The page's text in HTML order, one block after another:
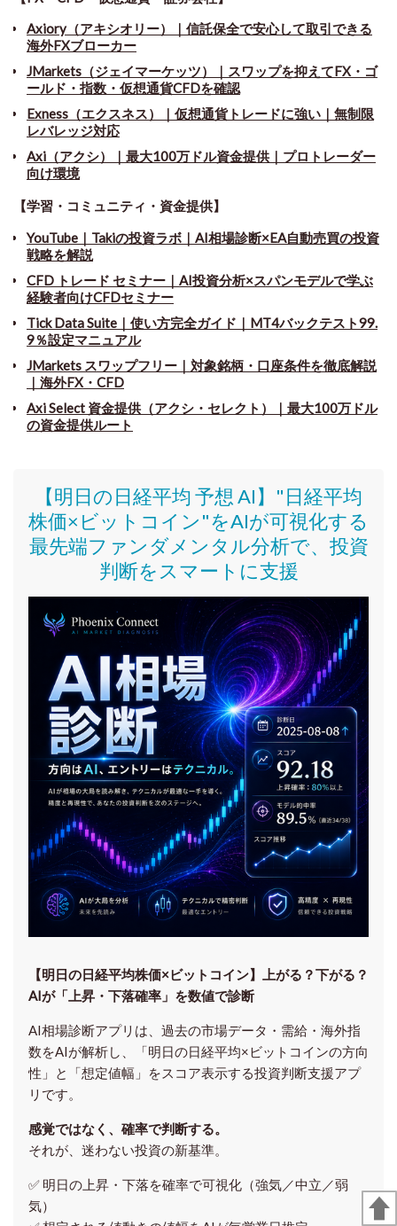
Axiory（アキシオリー）｜信託保全で安心して取引できる
海外FXブローカー
JMarkets（ジェイマーケッツ）｜スワップを抑えてFX・ゴ
ールド・指数・仮想通貨CFDを確認
Exness（エクスネス）｜仮想通貨トレードに強い｜無制限
レバレッジ対応
Axi（アクシ）｜最大100万ドル資金提供｜プロトレーダー
向け環境
【学習・コミュニティ・資金提供】
YouTube｜Takiの投資ラボ｜AI相場診断×EA自動売買の投資
戦略を解説
CFD トレード セミナー ｜ AI投資分析×スパンモデルで学ぶ
経験者向けCFDセミナー
Tick Data Suite ｜ 使い方完全ガイド｜MT4バックテスト99.
9％設定マニュアル
JMarkets スワップフリー ｜ 対象銘柄・口座条件を徹底解説
｜海外FX・CFD
Axi Select 資金提供（アクシ・セレクト）｜最大100万ドル
の資金提供ルート
【明日の日経平均 予想 AI】"日経平均
株価×ビットコイン"をAIが可視化する
最先端ファンダメンタル分析で、投資
判断をスマートに支援
【明日の⽇経平均株価×ビットコイン】上がる？下がる？
AIが「上昇・下落確率」を数値で診断
AI相場診断アプリは、過去の市場データ・需給・海外指
数をAIが解析し、「明日の日経平均×ビットコインの方向
性」と「想定値幅」をスコア表示する投資判断支援アプ
リです。
感覚ではなく、確率で判断する。
それが、迷わない投資の新基準。
✅ 明日の上昇・下落を確率で可視化（強気／中立／弱
気）